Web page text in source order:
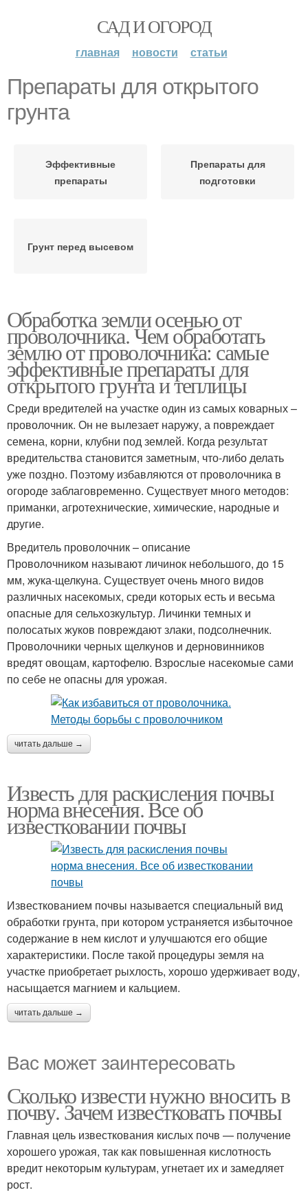
САД И ОГОРОД
главная новости статьи
Препараты для открытого
грунта
Эффективные
препараты
Препараты для
подготовки
Грунт перед высевом
Обработка земли осенью от
проволочника. Чем обработать
землю от проволочника: самые
эффективные препараты для
открытого грунта и теплицы
Среди вредителей на участке один из самых коварных –
проволочник. Он не вылезает наружу, а повреждает
семена, корни, клубни под землей. Когда результат
вредительства становится заметным, что-либо делать
уже поздно. Поэтому избавляются от проволочника в
огороде заблаговременно. Существует много методов:
приманки, агротехнические, химические, народные и
другие.
Вредитель проволочник – описание
Проволочником называют личинок небольшого, до 15
мм, жука-щелкуна. Существует очень много видов
различных насекомых, среди которых есть и весьма
опасные для сельхозкультур. Личинки темных и
полосатых жуков повреждают злаки, подсолнечник.
Проволочники черных щелкунов и дерновинников
вредят овощам, картофелю. Взрослые насекомые сами
по себе не опасны для урожая.
читать дальше →
Известь для раскисления почвы
норма внесения. Все об
известковании почвы
Известкованием почвы называется специальный вид
обработки грунта, при котором устраняется избыточное
содержание в нем кислот и улучшаются его общие
характеристики. После такой процедуры земля на
участке приобретает рыхлость, хорошо удерживает воду,
насыщается магнием и кальцием.
читать дальше →
Вас может заинтересовать
Сколько извести нужно вносить в
почву. Зачем известковать почвы
Главная цель известкования кислых почв — получение
хорошего урожая, так как повышенная кислотность
вредит некоторым культурам, угнетает их и замедляет
рост.